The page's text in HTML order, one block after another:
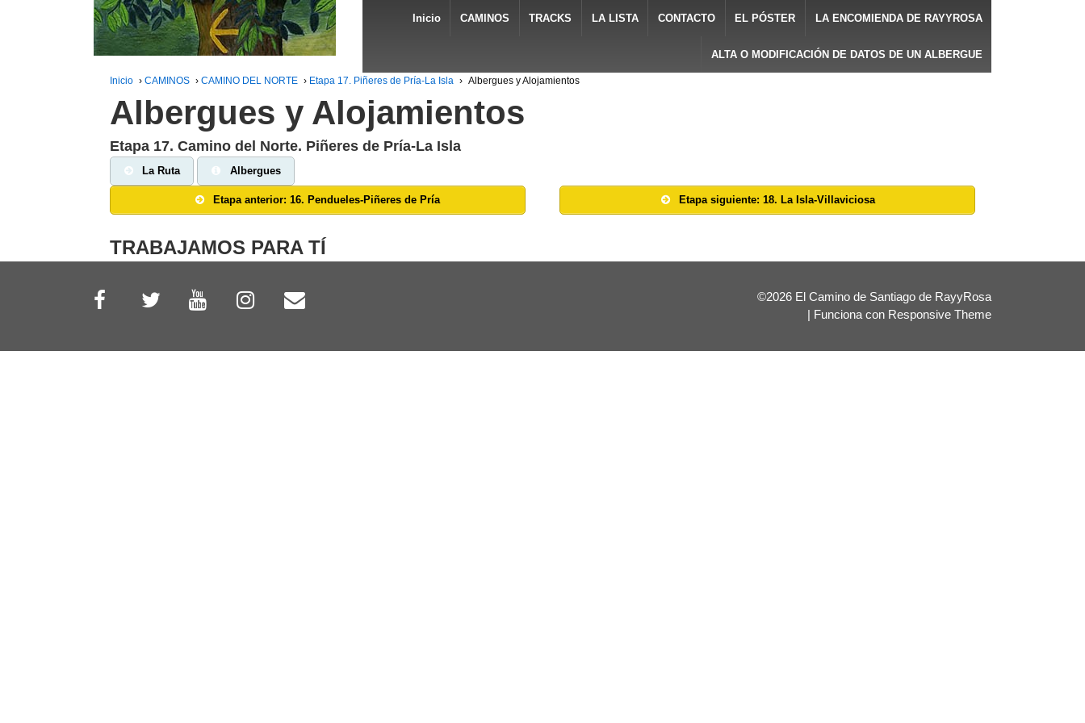
Inicio CAMINOS TRACKS LA LISTA CONTACTO EL PÓSTER LA ENCOMIENDA DE RAYYROSA
ALTA O MODIFICACIÓN DE DATOS DE UN ALBERGUE
Inicio › CAMINOS › CAMINO DEL NORTE › Etapa 17. Piñeres de Pría-La Isla › Albergues y Alojamientos
Albergues y Alojamientos
Etapa 17. Camino del Norte. Piñeres de Pría-La Isla
La Ruta Albergues
Etapa anterior: 16. Pendueles-Piñeres de Pría Etapa siguiente: 18. La Isla-Villaviciosa
TRABAJAMOS PARA TÍ
©2026 El Camino de Santiago de RayyRosa
| Funciona con Responsive Theme